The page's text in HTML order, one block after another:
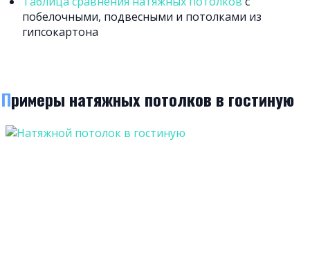
побелочными, подвесными и потолками из
гипсокартона
Примеры натяжных потолков в гостиную